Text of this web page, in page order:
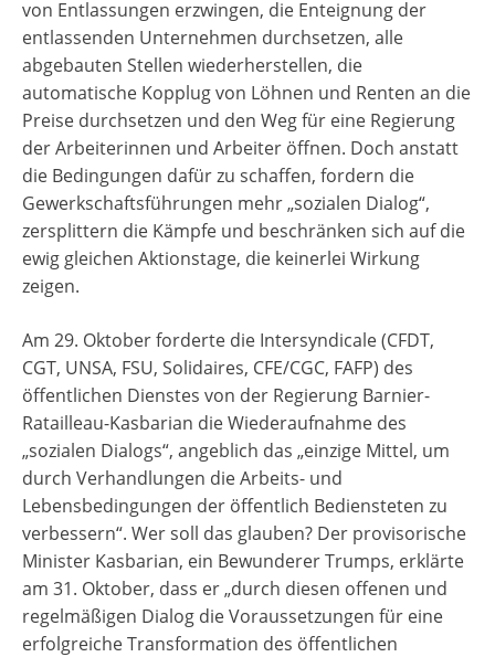
von Entlassungen erzwingen, die Enteignung der
entlassenden Unternehmen durchsetzen, alle
abgebauten Stellen wiederherstellen, die
automatische Kopplug von Löhnen und Renten an die
Preise durchsetzen und den Weg für eine Regierung
der Arbeiterinnen und Arbeiter öffnen. Doch anstatt
die Bedingungen dafür zu schaffen, fordern die
Gewerkschaftsführungen mehr „sozialen Dialog“,
zersplittern die Kämpfe und beschränken sich auf die
ewig gleichen Aktionstage, die keinerlei Wirkung
zeigen.
Am 29. Oktober forderte die Intersyndicale (CFDT,
CGT, UNSA, FSU, Solidaires, CFE/CGC, FAFP) des
öffentlichen Dienstes von der Regierung Barnier-
Ratailleau-Kasbarian die Wiederaufnahme des
„sozialen Dialogs“, angeblich das „einzige Mittel, um
durch Verhandlungen die Arbeits- und
Lebensbedingungen der öffentlich Bediensteten zu
verbessern“. Wer soll das glauben? Der provisorische
Minister Kasbarian, ein Bewunderer Trumps, erklärte
am 31. Oktober, dass er „durch diesen offenen und
regelmäßigen Dialog die Voraussetzungen für eine
erfolgreiche Transformation des öffentlichen